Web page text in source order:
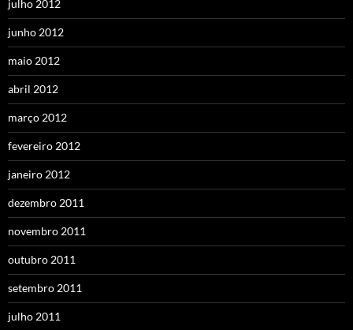
julho 2012
junho 2012
maio 2012
abril 2012
março 2012
fevereiro 2012
janeiro 2012
dezembro 2011
novembro 2011
outubro 2011
setembro 2011
julho 2011